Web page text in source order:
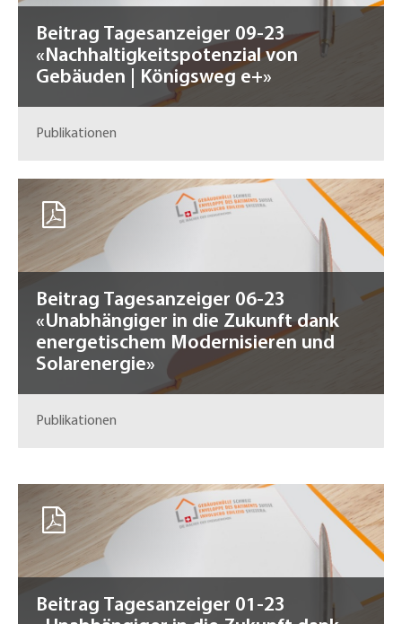
Beitrag Tagesanzeiger 09-23
«Nachhaltigkeitspotenzial von
Gebäuden | Königsweg e+»
Publikationen
Beitrag Tagesanzeiger 06-23
«Unabhängiger in die Zukunft dank
energetischem Modernisieren und
Solarenergie»
Publikationen
Beitrag Tagesanzeiger 01-23